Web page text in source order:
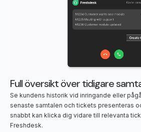
Full översikt över tidigare
Se kundens historik vid inringande eller
senaste samtalen och tickets presenteras
snabbt kan klicka dig vidare till relevanta
Freshdesk.